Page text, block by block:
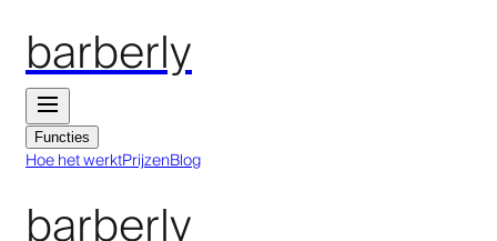
barberly
Functies
Hoe het werktPrijzenBlog